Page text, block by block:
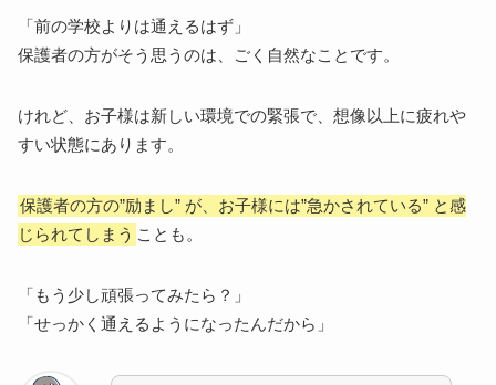
「前の学校よりは通えるはず」
保護者の方がそう思うのは、ごく自然なことです。
けれど、お子様は新しい環境での緊張で、想像以上に疲れや
すい状態にあります。
保護者の方の”励まし” が、お子様には”急かされている” と感
じられてしまう ことも。
「もう少し頑張ってみたら？」
「せっかく通えるようになったんだから」